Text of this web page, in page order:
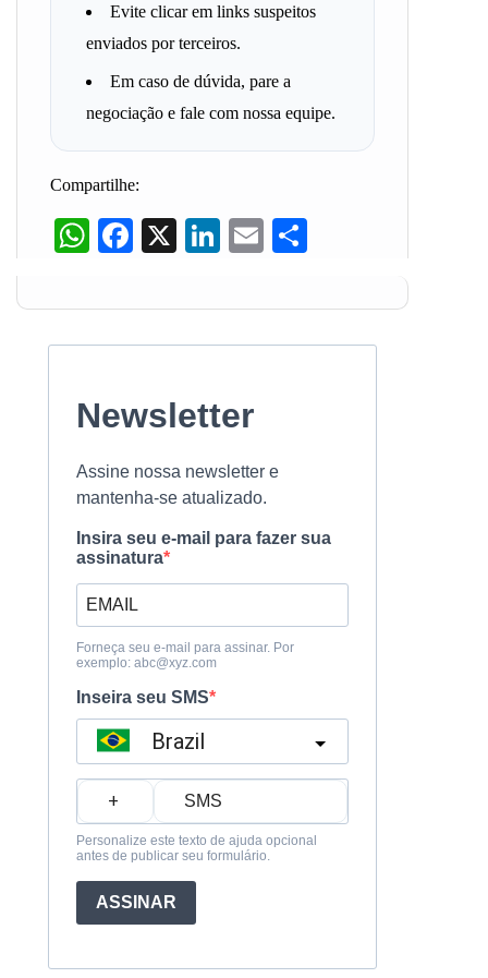
Evite clicar em links suspeitos
enviados por terceiros.
Em caso de dúvida, pare a
negociação e fale com nossa equipe.
Compartilhe:
WhatsApp
Facebook
X LinkedIn
Email
Newsletter
Assine nossa newsletter e
mantenha-se atualizado.
Insira seu e-mail para fazer sua
assinatura
Forneça seu e-mail para assinar. Por
exemplo: abc@xyz.com
Inseira seu SMS
Brazil
Personalize este texto de ajuda opcional
antes de publicar seu formulário.
ASSINAR